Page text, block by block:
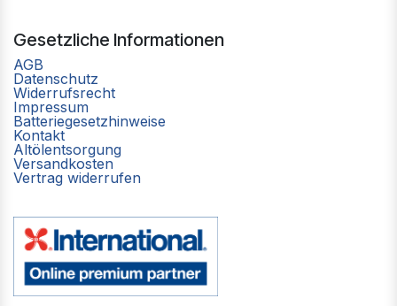
Gesetzliche Informationen
AGB
Datenschutz
Widerrufsrecht
Impressum
Batteriegesetzhinweise
Kontakt
Altölentsorgung
Versandkosten
Vertrag widerrufen